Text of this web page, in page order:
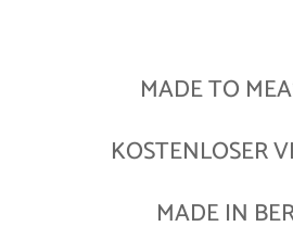
MADE TO
KOSTENLOSER
MADE IN